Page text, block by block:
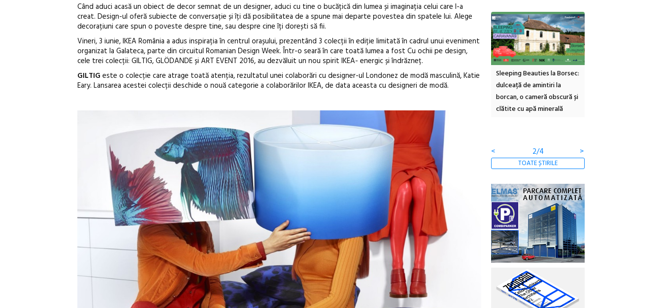
Când aduci acasă un obiect de decor semnat de un designer, aduci cu tine o bucățică din lumea și imaginația celui care l-a
creat. Design-ul oferă subiecte de conversație și îți dă posibilitatea de a spune mai departe povestea din spatele lui. Alege
decorațiuni care spun o poveste despre tine, sau despre cine îți dorești să fii.
Vineri, 3 iunie, IKEA România a adus inspirația în centrul orașului, prezentând 3 colecții în ediție limitată în cadrul unui eveniment
organizat la Galateca, parte din circuitul Romanian Design Week. Într-o seară în care toată lumea a fost Cu ochii pe design,
cele trei colecții: GILTIG, GLÖDANDE și ART EVENT 2016, au dezvăluit un nou spirit IKEA- energic și îndrăzneț.
GILTIG este o colecție care atrage toată atenția, rezultatul unei colaborări cu designer-ul Londonez de modă masculină, Katie
Eary. Lansarea acestei colecții deschide o nouă categorie a colaborărilor IKEA, de data aceasta cu designeri de modă.
Sleeping Beauties la Borsec:
dulceață de amintiri la
clătite cu apă minerală
Festivalul Strada
Armenească #10: concerte,
ateliere și întâlniri în Grădina
Botanică
<
3/4 >
TOATE ȘTIRILE